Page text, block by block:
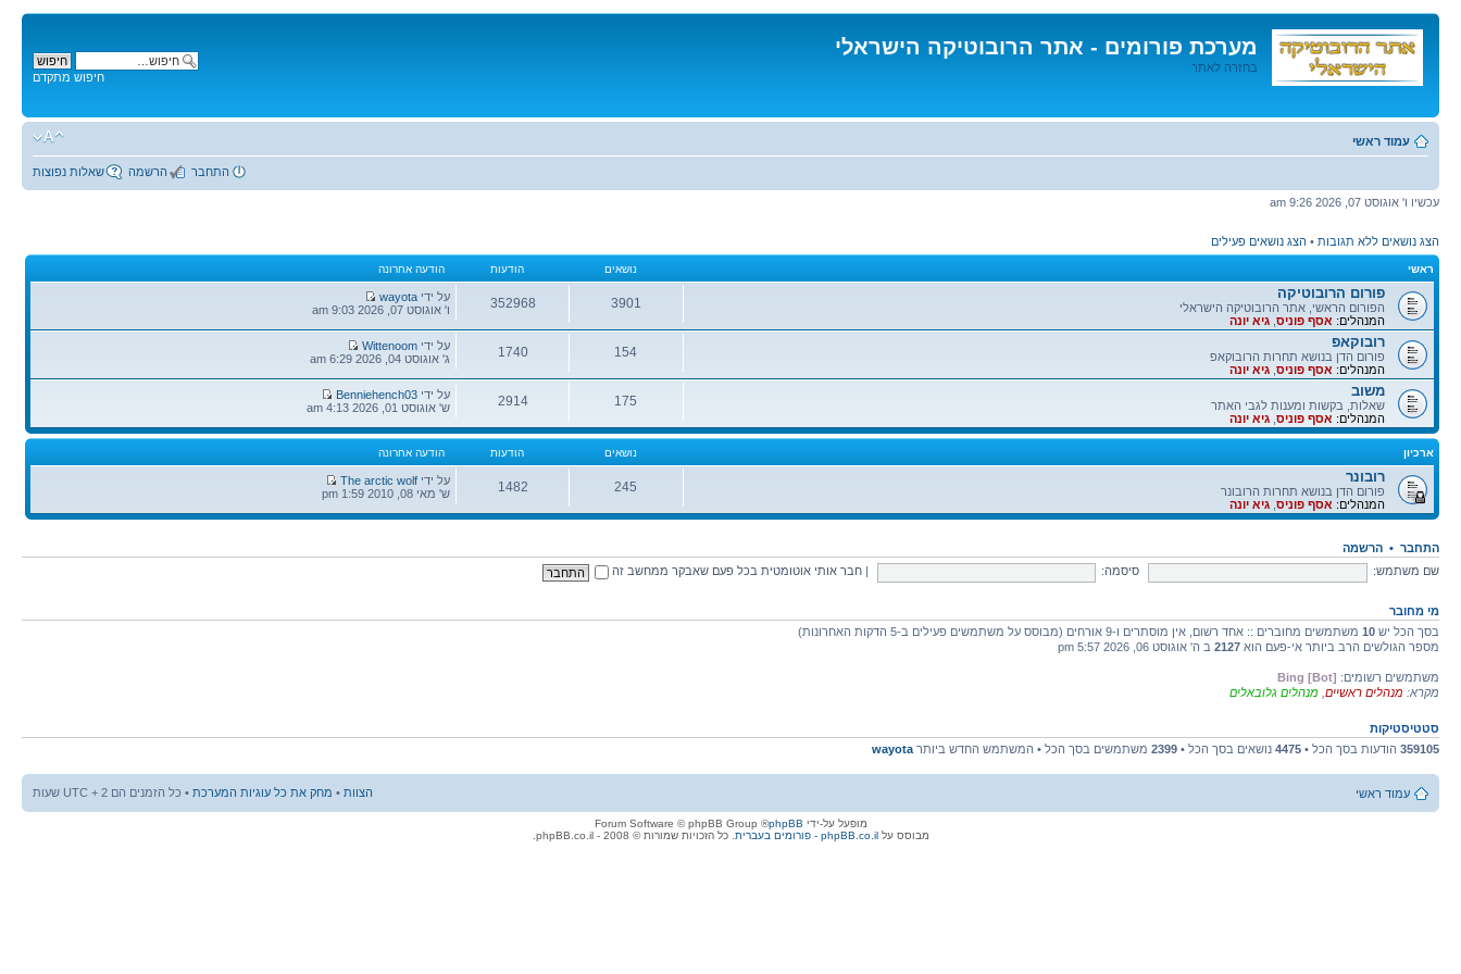
מערכת פורומים - אתר הרובוטיקה הישראלי
בחזרה לאתר
לתוכן
חיפוש מתקדם
עמוד ראשי
שאלות נפוצות הרשמה התחבר
עכשיו ו' אוגוסט 07, 2026 9:26 am
הצג נושאים ללא תגובות • הצג נושאים פעילים
ראשי נושאים הודעות הודעה אחרונה
פורום הרובוטיקה
הפורום הראשי, אתר הרובוטיקה הישראלי
המנהלים: אסף פוניס גיא יונה
3901
נושאים
352968
הודעות
הודעה
אחרונה
על ידי wayota
ו' אוגוסט 07, 2026 9:03 am
רובוקאפ
פורום הדן בנושא תחרות הרובוקאפ
המנהלים: אסף פוניס גיא יונה
154
נושאים
1740
הודעות
הודעה
אחרונה
על ידי Wittenoom
ג' אוגוסט 04, 2026 6:29 am
משוב
שאלות, בקשות ומענות לגבי האתר
המנהלים: אסף פוניס גיא יונה
175
נושאים
2914
הודעות
הודעה
אחרונה
על ידי Benniehench03
ש' אוגוסט 01, 2026 4:13 am
ארכיון נושאים הודעות הודעה אחרונה
רובונר
פורום הדן בנושא תחרות הרובונר
המנהלים: אסף פוניס גיא יונה
245
נושאים
1482
הודעות
הודעה
אחרונה
על ידי The arctic wolf
ש' מאי 08, 2010 1:59 pm
התחבר • הרשמה
שם משתמש:
סיסמה: חבר אותי אוטומטית בכל פעם שאבקר ממחשב זה
מי מחובר
בסך הכל יש 10 משתמשים מחוברים :: אחד רשום, אין מוסתרים ו-9 אורחים (מבוסס על משתמשים פעילים ב-5 הדקות האחרונות)
מספר הגולשים הרב ביותר אי-פעם הוא 2127 ב ה' אוגוסט 06, 2026 5:57 pm
משתמשים רשומים: Bing [Bot]
מקרא: מנהלים ראשיים מנהלים גלובאלים
סטטיסטיקות
359105 הודעות בסך הכל • 4475 נושאים בסך הכל • 2399 משתמשים בסך הכל • המשתמש החדש ביותר wayota
עמוד ראשי הצוות • מחק את כל עוגיות המערכת • כל הזמנים הם UTC + 2 שעות
מופעל על-ידי phpBB
® Forum Software © phpBB Group
מבוסס עלphpBB.co.il - פורומים בעברית . כל הזכויות שמורות © 2008 - phpBB.co.il.